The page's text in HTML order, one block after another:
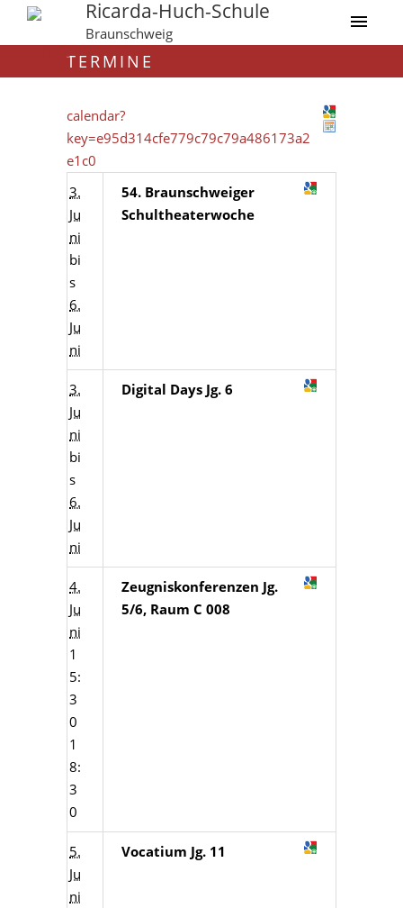
Ricarda-Huch-Schule
Braunschweig
TERMINE
calendar?
key=e95d314cfe779c79c79a486173a2
e1c0
3.
Ju
ni
bi
s
6.
Ju
ni
54. Braunschweiger
Schultheaterwoche
3.
Ju
ni
bi
s
6.
Ju
ni
Digital Days Jg. 6
4.
Ju
ni
1
5:
3
0
1
8:
3
0
Zeugniskonferenzen Jg.
5/6, Raum C 008
5.
Ju
ni
Vocatium Jg. 11